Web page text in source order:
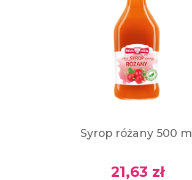
Syrop różany 500 ml
21,63 zł